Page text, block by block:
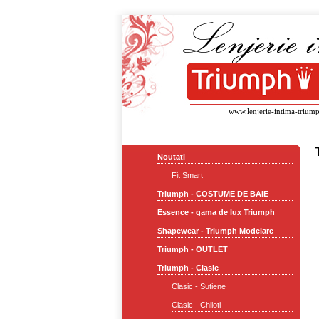
www.lenjerie-intima-
Noutati
Fit Smart
Triumph - COSTUME DE BAIE
Essence - gama de lux Triumph
Shapewear - Triumph Modelare
Triumph - OUTLET
Triumph - Clasic
Clasic - Sutiene
Clasic - Chiloti